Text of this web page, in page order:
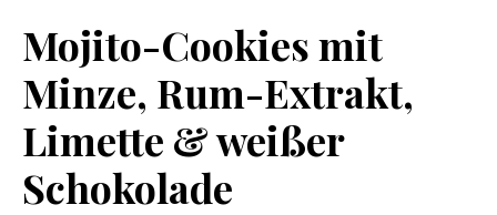
Mojito-Cookies mit
Minze, Rum-Extrakt,
Limette & weißer
Schokolade